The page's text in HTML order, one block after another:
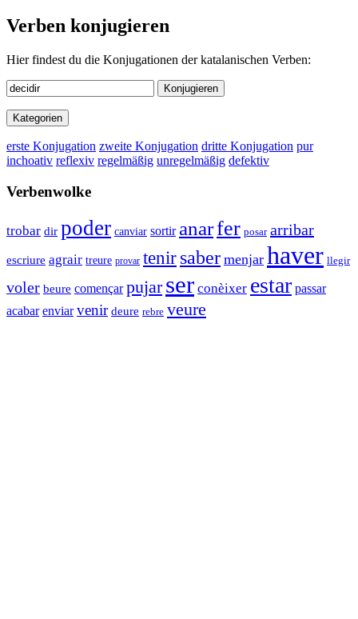
Verben konjugieren
Hier findest du die Konjugationen der katalanischen Verben:
Konjugieren
Kategorien
erste Konjugation zweite Konjugation dritte Konjugation pur
inchoativ reflexiv regelmäßig unregelmäßig defektiv
Verbenwolke
trobar dir poder canviar sortir anarfer posar arribar
escriure agrair treure provar tenirsaber menjar haver llegir
voler beure començar pujar ser conèixer estar passar
acabar enviar venir deure rebre veure